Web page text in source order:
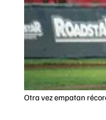
Otra vez empatan